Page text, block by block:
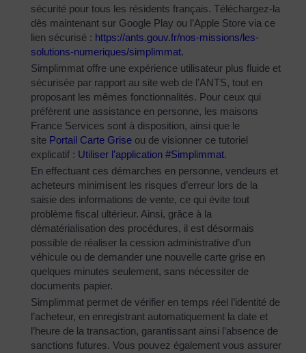
sécurité pour tous les résidents français. Téléchargez-la
dès maintenant sur Google Play ou l’Apple Store via ce
lien sécurisé : https://ants.gouv.fr/nos-missions/les-
solutions-numeriques/simplimmat.
Simplimmat offre une expérience utilisateur plus fluide et
sécurisée par rapport au site web de l’ANTS, tout en
proposant les mêmes fonctionnalités. Pour ceux qui
préfèrent une assistance en personne, les maisons
France Services sont à disposition, ainsi que le
site Portail Carte Grise ou de visionner ce tutoriel
explicatif : Utiliser l’application #Simplimmat.
En effectuant ces démarches en personne, vendeurs et
acheteurs minimisent les risques d’erreur lors de la
saisie des informations de vente, ce qui évite tout
problème fiscal ultérieur. Ainsi, grâce à la
dématérialisation des procédures, il est désormais
possible de réaliser la cession administrative d’un
véhicule ou de demander une nouvelle carte grise en
quelques minutes seulement, sans nécessiter de
documents papier.
Simplimmat permet de vérifier en temps réel l’identité de
l’acheteur, en enregistrant automatiquement la date et
l’heure de la transaction, garantissant ainsi l’absence de
sanctions futures. Vous pouvez également vous assurer